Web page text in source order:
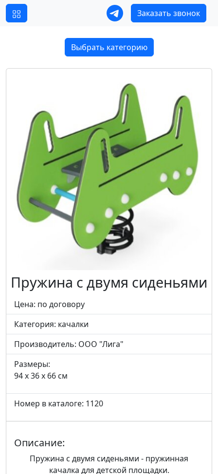
Заказать звонок
Выбрать категорию
Пружина с двумя сиденьями
Цена: по договору
Категория: качалки
Производитель: ООО "Лига"
Размеры:
94 x 36 x 66 см
Номер в каталоге: 1120
Описание:
Пружина с двумя сиденьями - пружинная
качалка для детской площадки.